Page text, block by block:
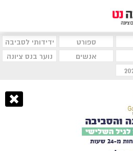
ספורט
ידידותי לסביבה
אנשים
נוער בנס ציונה